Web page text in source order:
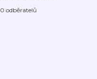
0 odběratelů